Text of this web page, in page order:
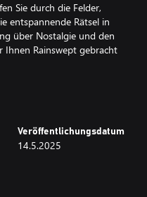
Sie durch die Felder,
entspannende Rätsel in
über Nostalgie und den
Ihnen Rainswept gebracht
Gameplay interessant
Veröffentlichungsdatum
14.5.2025